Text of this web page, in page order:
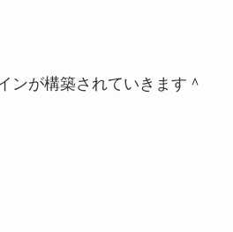
ンが構築されていきます＾